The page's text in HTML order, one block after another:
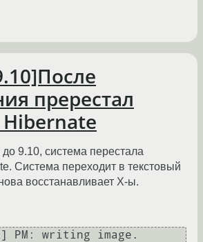
пререстал
Hibernate
9.10, система перестала
Система переходит в текстовый
восстанавливает X-ы.
PM: writing image.